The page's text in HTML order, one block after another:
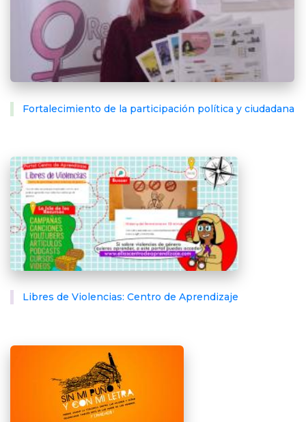
Fortalecimiento de la participación política y ciudadana
Libres de Violencias: Centro de Aprendizaje